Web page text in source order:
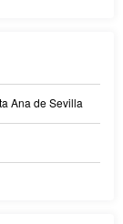
Ana de Sevilla